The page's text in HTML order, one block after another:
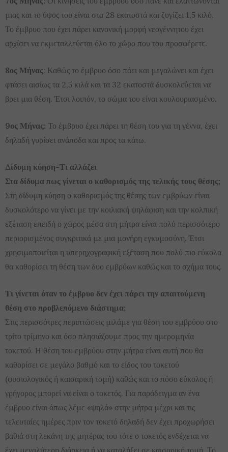
μιας και το ύψος του είναι στα 28 εκατοστά και ζυγίζει 1,5 κιλό.
Το έμβρυο που έχει πάρει κανονική μορφή νεογέννητου έχει
αρχίσει να εκμεταλλεύεται όλο το χώρο που του προσφέρετε.
8ος Μήνας: Καθώς το έμβρυο όσο πάει και μεγαλώνει και έχει
φτάσει αισίως τα 2,5 κιλά και τα 32 εκατοστά δυσκολεύεται να
βρει μια θέση. Έτσι λοιπόν, το σώμα του είναι κουλουριασμένο.
9ος Μήνας: Το έμβρυο έχει πάρει τη θέση του για τη γέννα, έχει
δηλαδή γυρίσει ανάποδα και προς τα κάτω.
Δίδυμη κύηση-Τι αλλάζει
Στα δίδυμα πως γίνεται ο καθορισμός της τελικής τους θέσης;
Στη δίδυμη κύηση ο καθορισμός της θέσης των εμβρύων είναι
δυσκολότερο να γίνει με την κοιλιακή ψηλάφιση και την κολπική
εξέταση επειδή ο χώρος μέσα στη μήτρα είναι πολύ περισσότερο
περιορισμένος συγκριτικά με μια μονήρη εγκυμοσύνη. Έτσι
χρησιμοποιείται η υπερηχογραφική εξέταση που πολύ πιο εύκολα
θα καθορίσει τη θέση των δυο εμβρύων καθώς και το σχήμα τους.
Τι γίνεται όταν το έμβρυο δεν έχει πάρει την απαιτούμενη
θέση στο προβλεπόμενο διάστημα;
Στις περισσότρες περιπτώσεις μιλάμε για θέση του εμβρύου στο
τρίτο τρίμηνο και όσο πλησιάζουμε προς την ημερομηνία
τοκετού. Η θέση του εμβρύου στην μήτρα είναι αυτή που θα
καθορίσει σε μεγάλο βαθμό και το είδος του τοκετού
(φυσιολογικός ή καισαρική τομή) καθώς και το πόσο εύκολος ή
γρήγορος μπορεί να είναι ο τοκετός. Για παράδειγμα αν ένα
έμβρυο είναι όπως λέμε «ψηλά» στην μήτρα μέχρι και τις
τελευταίες ημέρες πριν τον τοκετό δηλαδή δεν έχει προχωρήσει
βαθιά στη λεκάνη της μητέρας του τότε ο τοκετός ενδέχεται να